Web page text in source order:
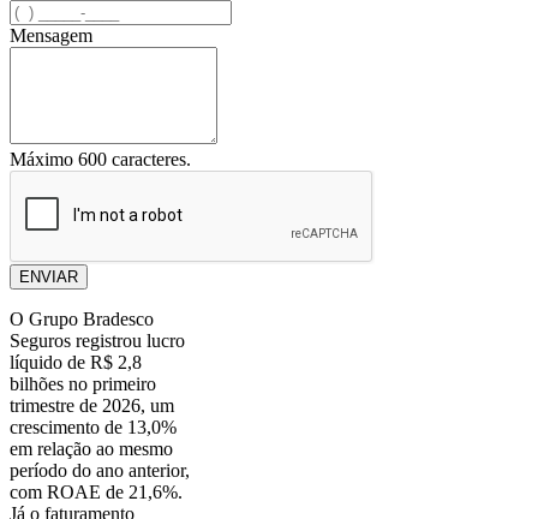
Mensagem
Máximo 600 caracteres.
ENVIAR
O Grupo Bradesco
Seguros registrou lucro
líquido de R$ 2,8
bilhões no primeiro
trimestre de 2026, um
crescimento de 13,0%
em relação ao mesmo
período do ano anterior,
com ROAE de 21,6%.
Já o faturamento